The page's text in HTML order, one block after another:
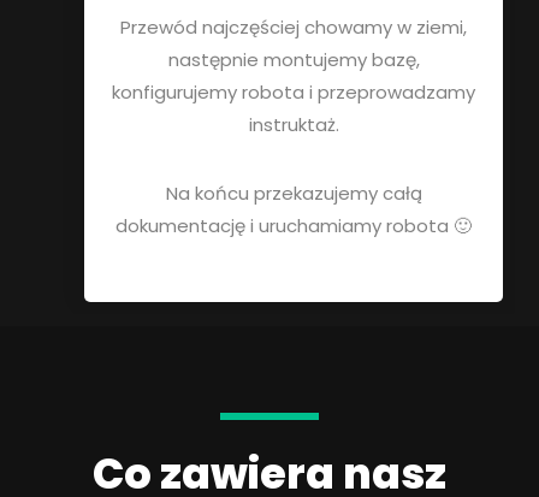
Przewód najczęściej chowamy w ziemi,
następnie montujemy bazę,
konfigurujemy robota i przeprowadzamy
instruktaż.
Na końcu przekazujemy całą
dokumentację i uruchamiamy robota 🙂
Co zawiera nasz